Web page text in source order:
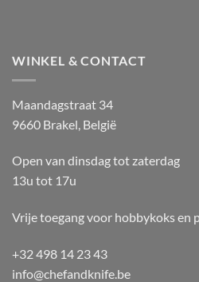
WINKEL & CONTACT
Maandagstraat 34
9660 Brakel, België
Open van dinsdag tot zaterdag
13u tot 17u
Vrije toegang voor hobbykoks en
+32 498 14 23 43
info@chefandknife.be